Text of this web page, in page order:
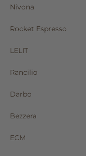
Nivona
Rocket Espresso
LELIT
Rancilio
Darbo
Bezzera
ECM